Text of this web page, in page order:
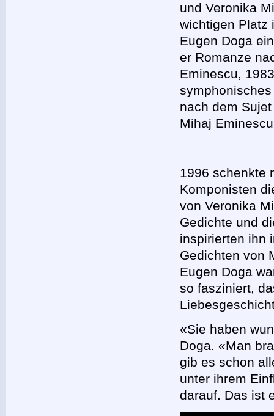
und Veronika
wichtigen Platz
Eugen Doga
er Romanze
Eminescu,
nach dem
Mihaj
1996 schenkte
Komponisten
von Veronika
Gedichte und
inspirierten ihn
Gedichten von
Eugen Doga
so fasziniert,
«Sie haben
Doga. «Man
gib es schon
unter ihrem
darauf. Das ist